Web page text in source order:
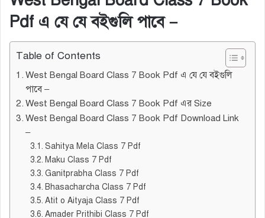
Pdf এ যে যে বইগুলি পাবে –
Table of Contents
West Bengal Board Class 7 Book Pdf এ যে যে বইগুলি
পাবে –
West Bengal Board Class 7 Book Pdf এর Size
West Bengal Board Class 7 Book Pdf Download Link
–
Sahitya Mela Class 7 Pdf
Maku Class 7 Pdf
Ganitprabha Class 7 Pdf
Bhasacharcha Class 7 Pdf
Atit o Aityaja Class 7 Pdf
Amader Prithibi Class 7 Pdf